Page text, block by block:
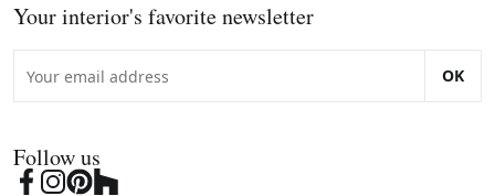
Your interior's favorite newsletter
OK
Follow us